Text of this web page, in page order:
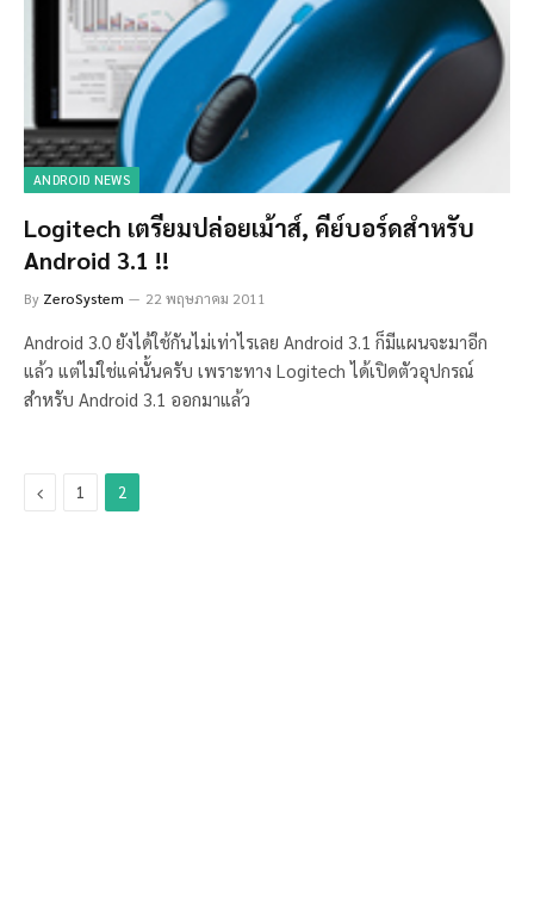
ANDROID NEWS
Logitech เตรียมปล่อยเม้าส์, คีย์บอร์ดสำหรับ
Android 3.1 !!
By ZeroSystem 22 พฤษภาคม 2011
Android 3.0 ยังได้ใช้กันไม่เท่าไรเลย Android 3.1 ก็มีแผนจะมาอีก
แล้ว แต่ไม่ใช่แค่นั้นครับ เพราะทาง Logitech ได้เปิดตัวอุปกรณ์
สำหรับ Android 3.1 ออกมาแล้ว
Previous
1 2